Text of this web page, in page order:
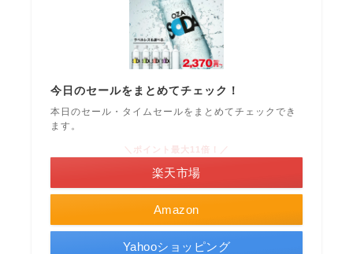
今日のセールをまとめてチェック！
本日のセール・タイムセールをまとめてチェックでき
ます。
Amazon
＼ポイント最大11倍！／
楽天市場
Yahooショッピング